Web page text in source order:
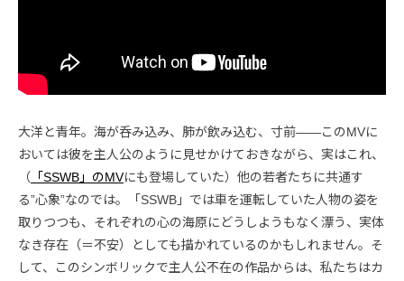
大洋と青年。海が呑み込み、肺が飲み込む、寸前――このMVに
おいては彼を主人公のように見せかけておきながら、実はこれ、
（ 「SSWB」のMVにも登場していた）他の若者たちに共通す
る”心象”なのでは。「SSWB」では車を運転していた人物の姿を
取りつつも、それぞれの心の海原にどうしようもなく漂う、実体
なき存在（＝不安）としても描かれているのかもしれません。そ
して、このシンボリックで主人公不在の作品からは、私たちはカ